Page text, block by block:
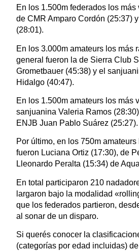
En los 1.500m federados los
de CMR Amparo Cordón (25:37)
(28:01).
En los 3.000m amateurs los más
general fueron la de Sierra Club
Grometbauer (45:38) y el
Hidalgo (40:47).
En los 1.500m amateurs los más
sanjuanina Valeria Ramos
ENJB Juan Pablo Suárez (25:27).
Por último, en los 750m
fueron Luciana Ortiz (17:30), de
Lleonardo Peralta (15:34) de
En total participaron 210
largaron bajo la modalidad
que los federados partieron,
al sonar de un disparo.
Si querés conocer la
(categorías por edad incluidas)